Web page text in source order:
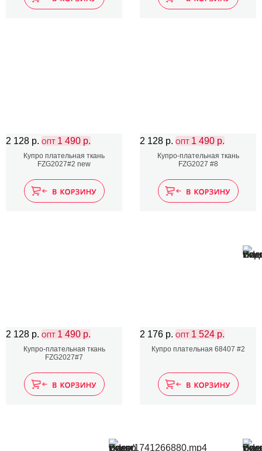
2 128 р. ОПТ 1 490 р.
Купро плательная ткань
FZG2027#2 new
2 128 р. ОПТ 1 490 р.
Купро-плательная ткань
FZG2027 #8
2 128 р. ОПТ 1 490 р.
Купро-плательная ткань
FZG2027#7
2 176 р. ОПТ 1 524 р.
Купро плательная 68407 #2